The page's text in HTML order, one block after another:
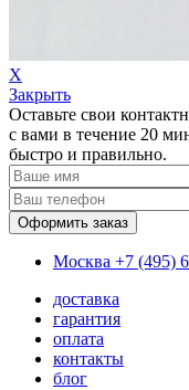
Х
Закрыть
Оставьте свои
с вами в течение 20
быстро и правильно.
Москва +7 (495)
доставка
гарантия
оплата
контакты
блог